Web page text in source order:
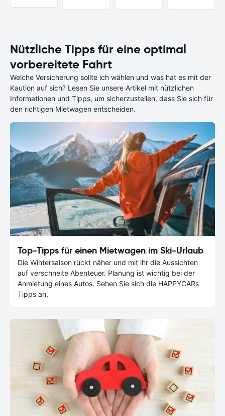
Nützliche Tipps für eine optimal
vorbereitete Fahrt
Welche Versicherung sollte ich wählen und was hat es mit der
Kaution auf sich? Lesen Sie unsere Artikel mit nützlichen
Informationen und Tipps, um sicherzustellen, dass Sie sich für
den richtigen Mietwagen entscheiden.
Top-Tipps für einen Mietwagen im Ski-Urlaub
Die Wintersaison rückt näher und mit ihr die Aussichten
auf verschneite Abenteuer. Planung ist wichtig bei der
Anmietung eines Autos. Sehen Sie sich die HAPPYCARs
Tipps an.